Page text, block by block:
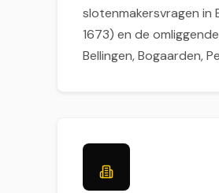
slotenmakersvragen
1673) en de
Bellingen, Bogaarden,